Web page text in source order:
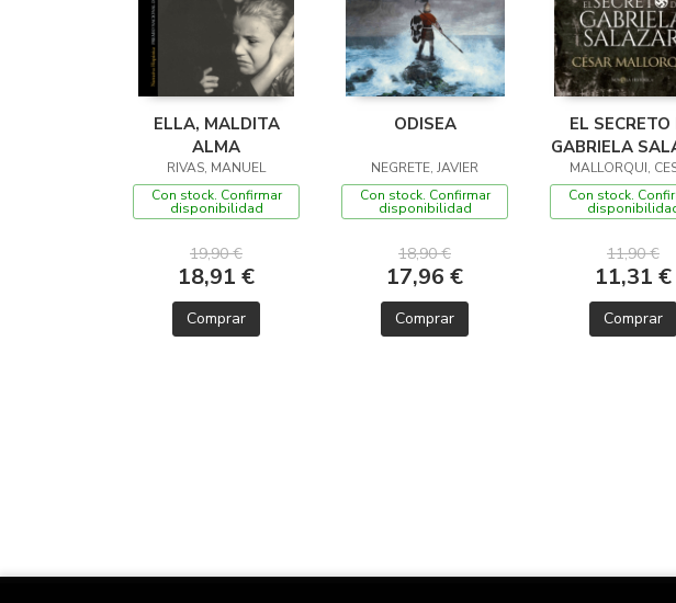
ELLA, MALDITA
ALMA
RIVAS, MANUEL
Con stock. Confirmar
disponibilidad
19,90 €
18,91 €
Comprar
ODISEA
NEGRETE, JAVIER
Con stock. Confirmar
disponibilidad
18,90 €
17,96 €
Comprar
EL SECRETO
GABRIELA
MALLORQUI,
Con stock.
11,90 €
11,31 €
Comprar